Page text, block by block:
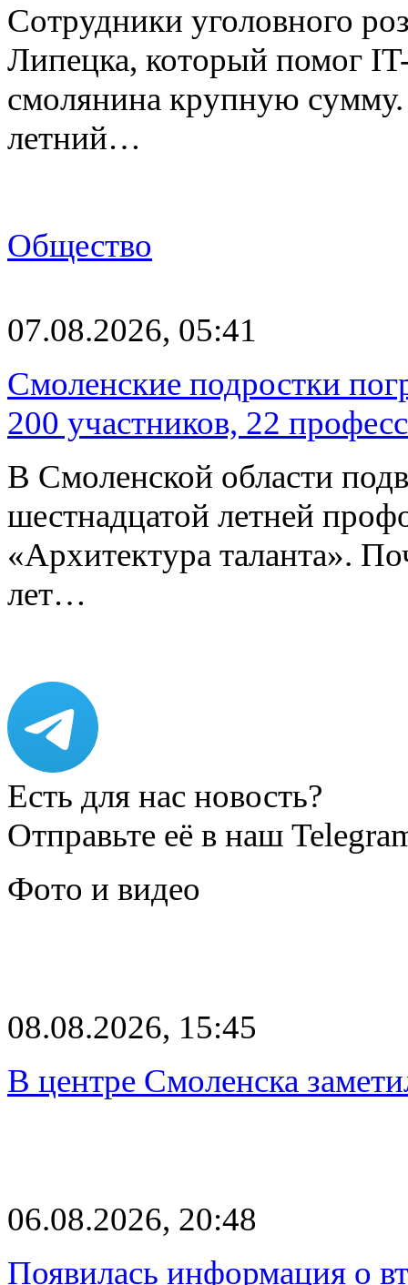
Сотрудники уголовного
Липецка, который помог
смолянина крупную
летний…
Общество
07.08.2026, 05:41
Смоленские подростки
200 участников, 22
В Смоленской области
шестнадцатой летней
«Архитектура таланта».
лет…
Есть для нас новость?
Отправьте её в наш
Фото и видео
08.08.2026, 15:45
В центре Смоленска
06.08.2026, 20:48
Появилась информация о